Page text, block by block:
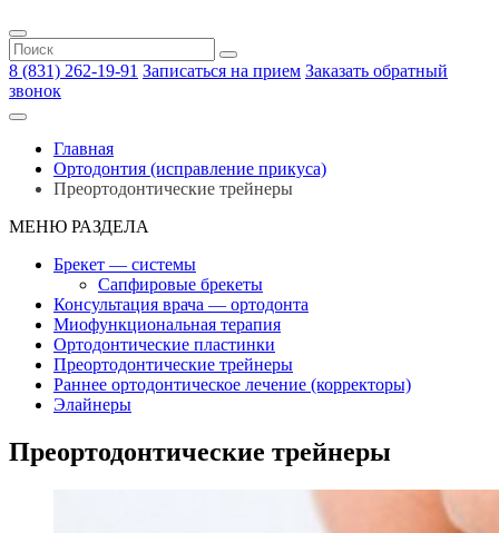
8 (831) 262-19-91 Записаться на прием Заказать обратный
звонок
Главная
Ортодонтия (исправление прикуса)
Преортодонтические трейнеры
МЕНЮ РАЗДЕЛА
Брекет — системы
Сапфировые брекеты
Консультация врача — ортодонта
Миофункциональная терапия
Ортодонтические пластинки
Преортодонтические трейнеры
Раннее ортодонтическое лечение (корректоры)
Элайнеры
Преортодонтические трейнеры